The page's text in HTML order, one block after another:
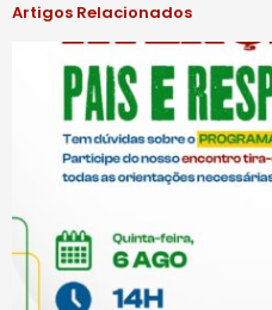
Artigos Relacionados